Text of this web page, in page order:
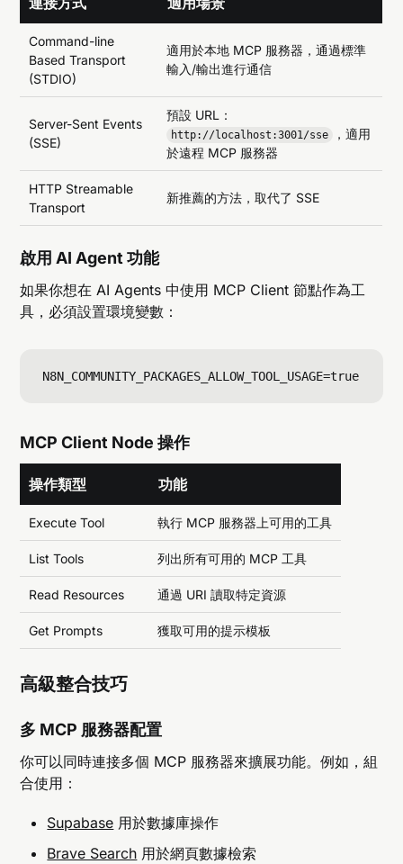
Command-line
Based Transport
(STDIO)
適用於本地 MCP 服務器，通過標準
輸入/輸出進行通信
Server-Sent Events
(SSE)
預設 URL：
http://localhost:3001/sse
，適用
於遠程 MCP 服務器
HTTP Streamable
Transport
新推薦的方法，取代了 SSE
啟用 AI Agent 功能
如果你想在 AI Agents 中使用 MCP Client 節點作為工
具，必須設置環境變數：
MCP Client Node 操作
操作類型 功能
Execute Tool 執行 MCP 服務器上可用的工具
List Tools 列出所有可用的 MCP 工具
Read Resources 通過 URI 讀取特定資源
Get Prompts 獲取可用的提示模板
高級整合技巧
多 MCP 服務器配置
你可以同時連接多個 MCP 服務器來擴展功能。例如，組
合使用：
Supabase 用於數據庫操作
Brave Search 用於網頁數據檢索